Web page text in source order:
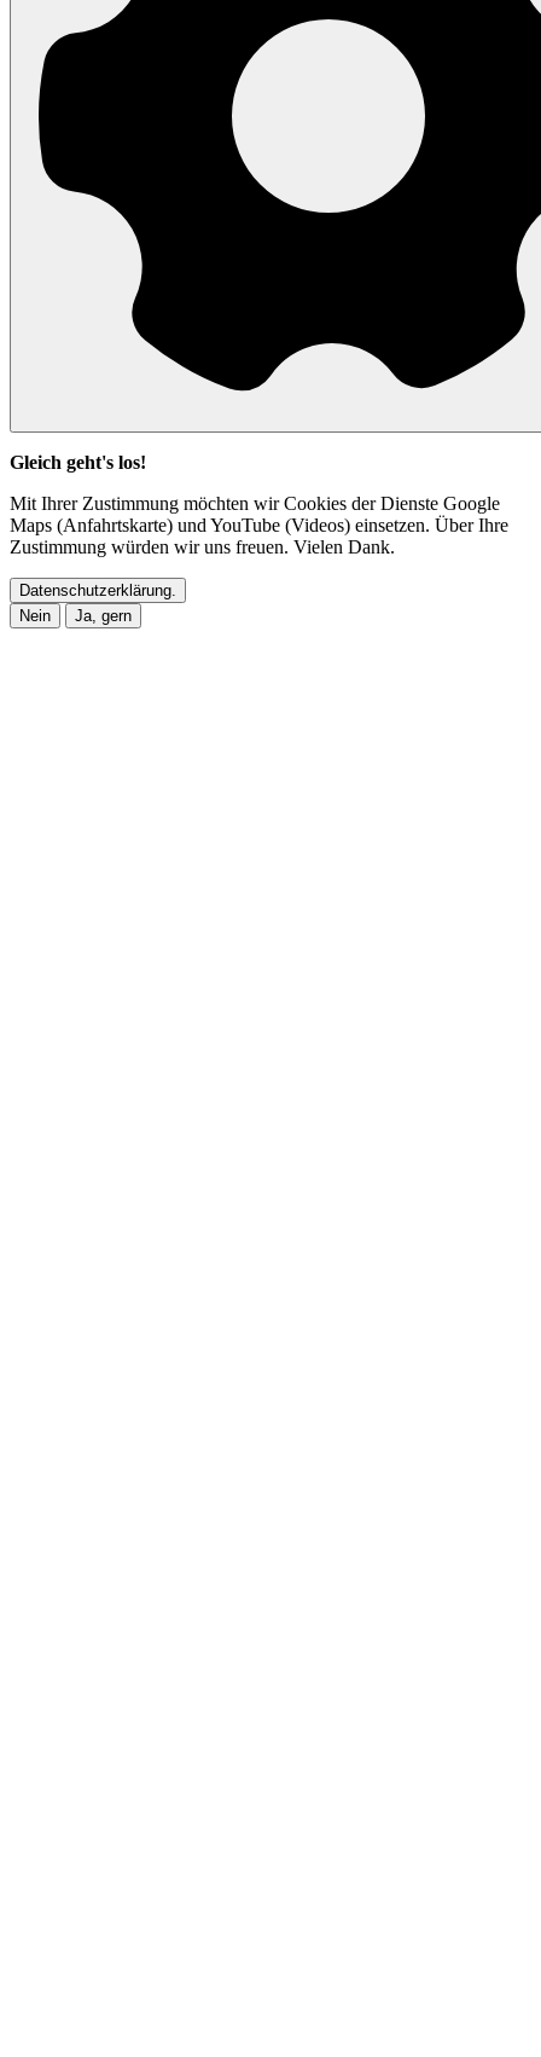
Gleich geht's los!
Mit Ihrer Zustimmung möchten wir Cookies der Dienste Google
Maps (Anfahrtskarte) und YouTube (Videos) einsetzen. Über Ihre
Zustimmung würden wir uns freuen. Vielen Dank.
Datenschutzerklärung.
Nein
Ja, gern